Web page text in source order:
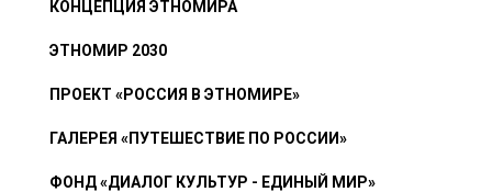
КОНЦЕПЦИЯ ЭТНОМИРА
ЭТНОМИР 2030
ПРОЕКТ «РОССИЯ В ЭТНОМИРЕ»
ГАЛЕРЕЯ «ПУТЕШЕСТВИЕ ПО РОССИИ»
ФОНД «ДИАЛОГ КУЛЬТУР - ЕДИНЫЙ МИР»